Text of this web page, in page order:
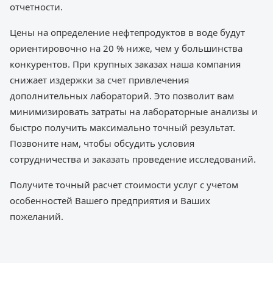
отчетности.
Цены на определение нефтепродуктов в воде будут
ориентировочно на 20 % ниже, чем у большинства
конкурентов. При крупных заказах наша компания
снижает издержки за счет привлечения
дополнительных лабораторий. Это позволит вам
минимизировать затраты на лабораторные анализы и
быстро получить максимально точный результат.
Позвоните нам, чтобы обсудить условия
сотрудничества и заказать проведение исследований.
Получите точный расчет стоимости услуг с учетом
особенностей Вашего предприятия и Ваших
пожеланий.